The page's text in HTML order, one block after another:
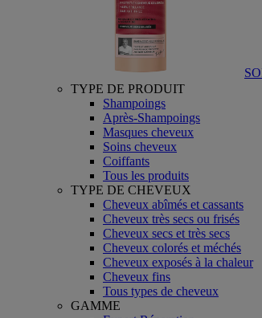
TYPE DE PRODUIT
Shampoings
Après-Shampoings
Masques cheveux
Soins cheveux
Coiffants
Tous les produits
TYPE DE CHEVEUX
Cheveux abîmés et cassants
Cheveux très secs ou frisés
Cheveux secs et très secs
Cheveux colorés et méchés
Cheveux exposés à la chaleur
Cheveux fins
Tous types de cheveux
GAMME